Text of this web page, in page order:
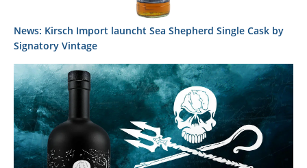
News: Kirsch Import launcht Sea Shepherd Single Cask by
Signatory Vintage